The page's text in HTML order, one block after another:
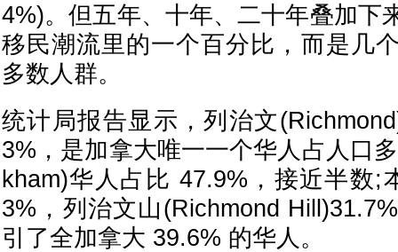
4%)。但五年、十年、二十年叠加下
移民潮流里的一个百分比，而是几
多数人群。
统计局报告显示，列治文
3%，是加拿大唯一一个华人占人口
kham)华人占比 47.9%，接近半数;
3%，列治文山(Richmond
引了全加拿大 39.6% 的华人。